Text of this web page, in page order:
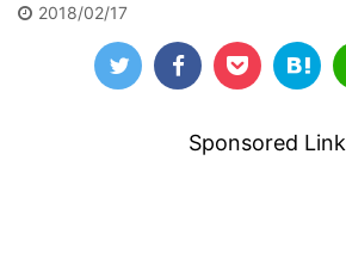
2018/02/17
Sponsored Link